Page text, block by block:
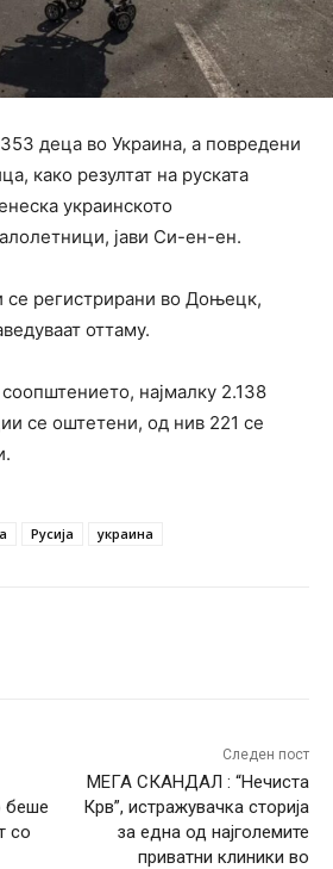
деца во Украина, а повредени
како резултат на руската
украинското
јави Си-ен-ен.
се регистрирани во Доњецк,
оттаму.
најмалку 2.138
се оштетени, од нив 221 се
Русија украина
беше
со
Следен пост
МЕГА СКАНДАЛ : “Нечиста
Крв”, истражувачка сторија
за една од најголемите
приватни клиники во